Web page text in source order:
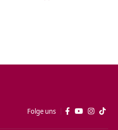
Folge uns